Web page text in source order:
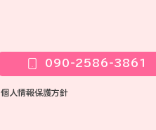
090-2586-3861
個人情報保護方針